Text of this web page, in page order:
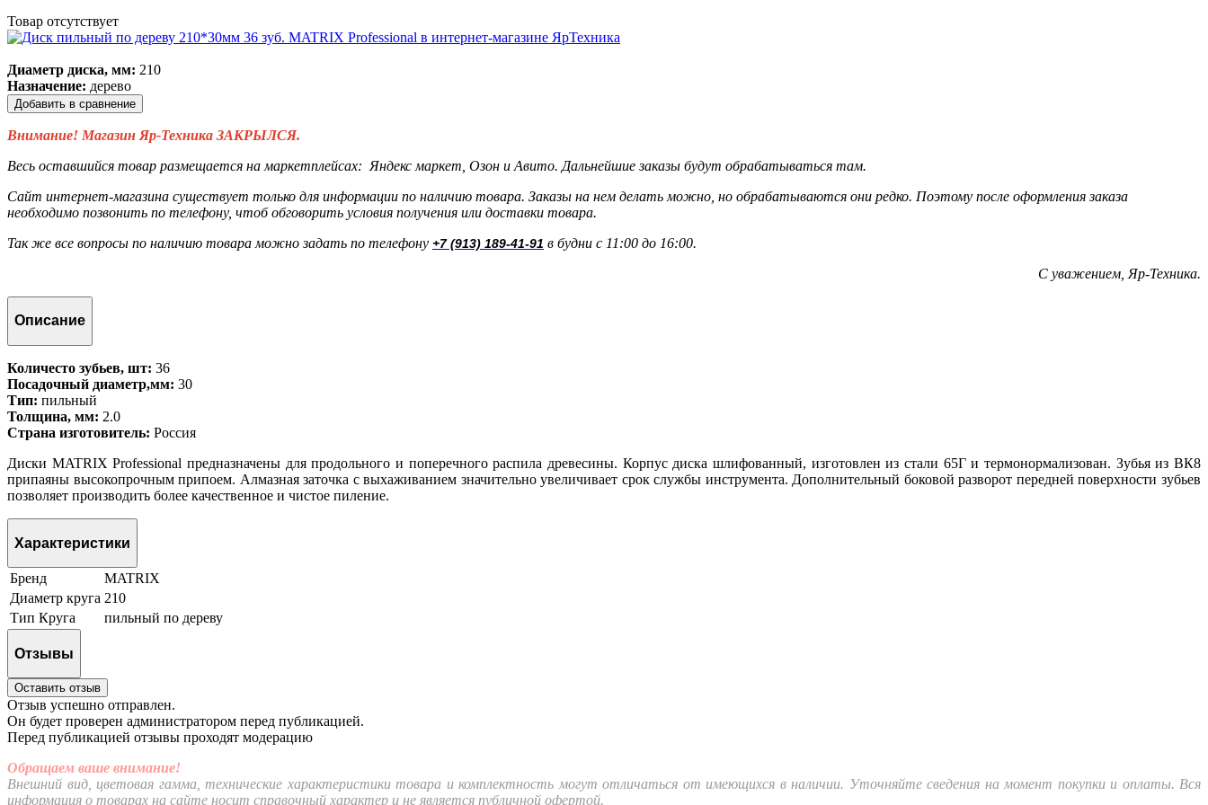
Товар отсутствует
Диаметр диска, мм: 210
Назначение: дерево
Добавить в сравнение
Внимание! Магазин Яр-Техника ЗАКРЫЛСЯ.
Весь оставшийся товар размещается на маркетплейсах: Яндекс маркет, Озон и Авито. Дальнейшие заказы будут обрабатываться там.
Сайт интернет-магазина существует только для информации по наличию товара. Заказы на нем делать можно, но обрабатываются они редко. Поэтому после оформления заказа
необходимо позвонить по телефону, чтоб обговорить условия получения или доставки товара.
Так же все вопросы по наличию товара можно задать по телефону +7 (913) 189-41-91 в будни с 11:00 до 16:00.
С уважением, Яр-Техника.
Описание
Количесто зубьев, шт: 36
Посадочный диаметр,мм: 30
Тип: пильный
Толщина, мм: 2.0
Страна изготовитель: Россия
Диски MATRIX Professional предназначены для продольного и поперечного распила древесины. Корпус диска шлифованный, изготовлен из стали 65Г и термонормализован. Зубья из ВК8
припаяны высокопрочным припоем. Алмазная заточка с выхаживанием значительно увеличивает срок службы инструмента. Дополнительный боковой разворот передней поверхности зубьев
позволяет производить более качественное и чистое пиление.
Характеристики
Бренд
MATRIX
Диаметр круга 210
Тип Круга
пильный по дереву
Отзывы
Оставить отзыв
Отзыв успешно отправлен.
Он будет проверен администратором перед публикацией.
Перед публикацией отзывы проходят модерацию
Обращаем ваше внимание!
Внешний вид, цветовая гамма, технические характеристики товара и комплектность могут отличаться от имеющихся в наличии. Уточняйте сведения на момент покупки и оплаты. Вся
информация о товарах на сайте носит справочный характер и не является публичной офертой.